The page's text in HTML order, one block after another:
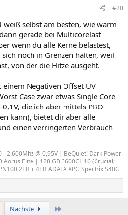
#20
weiß selbst am besten, wie warm
gerade bei Multicorelast
wenn du alle Kerne belastest,
noch in Grenzen halten, weil
von der die Hitze ausgeht.
Negativen Offset UV
Case zwar etwas Single Core
die ich aber mittels PBO
kann), bietet dir aber alle
einen verringerten Verbrauch
- 2.600Mhz @ 0,95V | BeQuiet! Dark Power
Aorus Elite | 128 GB 3600CL 16 (Crucial;
2TB + 4TB ADATA XPG Spectrix S40G​
Nächste